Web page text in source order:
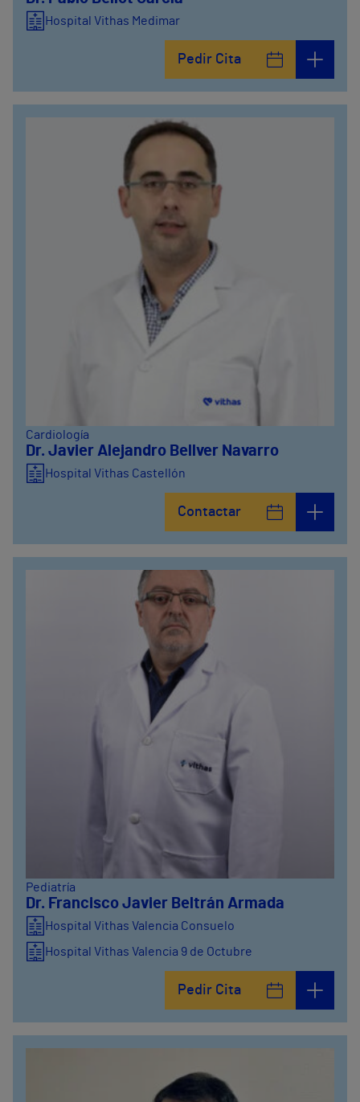
Hospital Vithas Medimar
Pedir Cita
Cardiología
Dr. Javier Alejandro Bellver Navarro
Hospital Vithas Castellón
Contactar
Pediatría
Dr. Francisco Javier Beltrán Armada
Hospital Vithas Valencia Consuelo
Hospital Vithas Valencia 9 de Octubre
Pedir Cita